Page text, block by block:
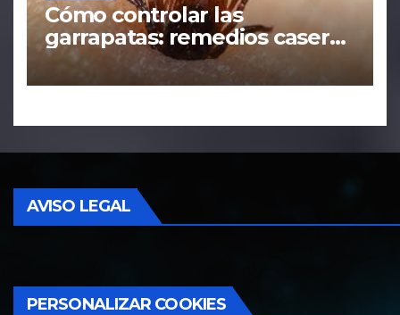
Cómo controlar las
garrapatas: remedios caseros
y tácticas efectivas
AVISO LEGAL
PERSONALIZAR COOKIES